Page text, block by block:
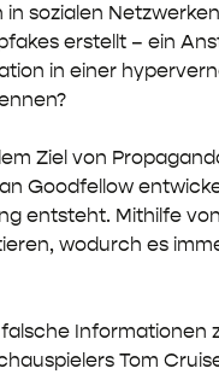
sozialen
erstellt – ein
in einer
Ziel von
Goodfellow
entsteht. Mithilfe
wodurch es
Informationen
Tom